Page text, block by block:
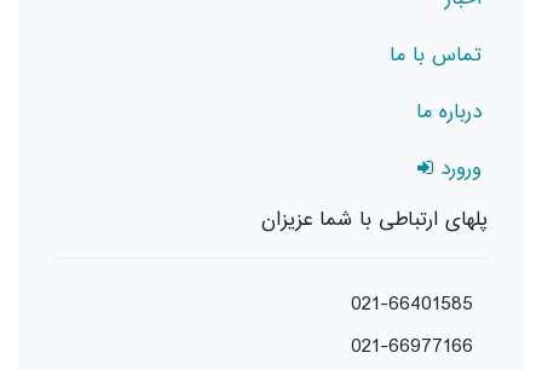
تماس با ما
درباره ما
ورورد
پلهای ارتباطی با شما عزیزان
021-66401585
021-66977166